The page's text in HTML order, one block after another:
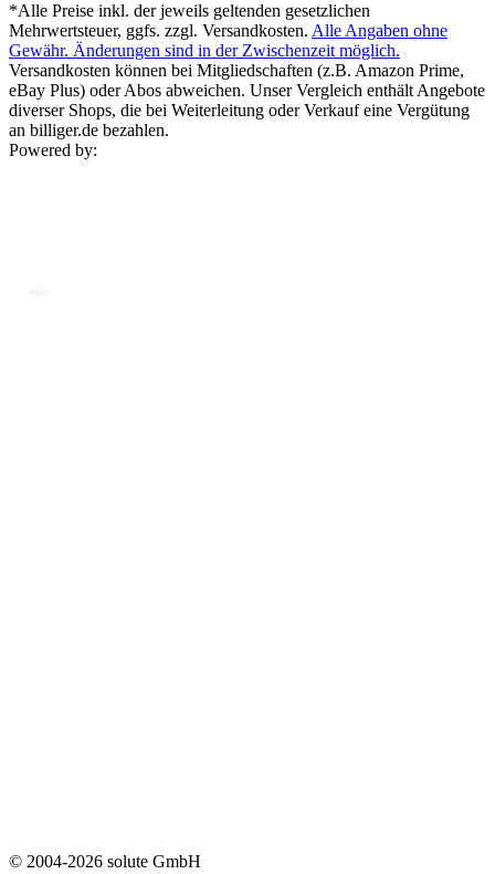
*Alle Preise inkl. der jeweils geltenden gesetzlichen
Mehrwertsteuer, ggfs. zzgl. Versandkosten. Alle Angaben ohne
Gewähr. Änderungen sind in der Zwischenzeit möglich.
Versandkosten können bei Mitgliedschaften (z.B. Amazon Prime,
eBay Plus) oder Abos abweichen. Unser Vergleich enthält Angebote
diverser Shops, die bei Weiterleitung oder Verkauf eine Vergütung
an billiger.de bezahlen.
Powered by:
© 2004-2026 solute GmbH